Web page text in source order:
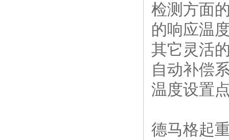
检测方面
的响应温
其它灵活
自动补偿
温度设置
德马格起